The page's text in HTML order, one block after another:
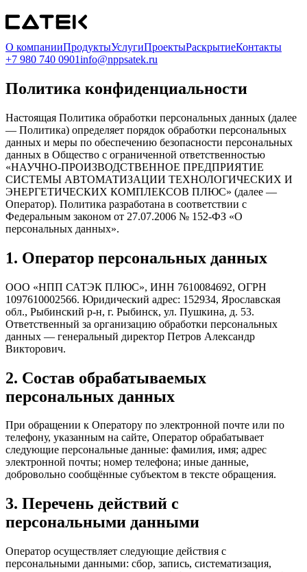
О компанииПродуктыУслугиПроектыРаскрытиеКонтакты
+7 980 740 0901info@nppsatek.ru
Политика конфиденциальности
Настоящая Политика обработки персональных данных (далее
— Политика) определяет порядок обработки персональных
данных и меры по обеспечению безопасности персональных
данных в Общество с ограниченной ответственностью
«НАУЧНО-ПРОИЗВОДСТВЕННОЕ ПРЕДПРИЯТИЕ
СИСТЕМЫ АВТОМАТИЗАЦИИ ТЕХНОЛОГИЧЕСКИХ И
ЭНЕРГЕТИЧЕСКИХ КОМПЛЕКСОВ ПЛЮС» (далее —
Оператор). Политика разработана в соответствии с
Федеральным законом от 27.07.2006 № 152-ФЗ «О
персональных данных».
1. Оператор персональных данных
ООО «НПП САТЭК ПЛЮС», ИНН 7610084692, ОГРН
1097610002566. Юридический адрес: 152934, Ярославская
обл., Рыбинский р-н, г. Рыбинск, ул. Пушкина, д. 53.
Ответственный за организацию обработки персональных
данных — генеральный директор Петров Александр
Викторович.
2. Состав обрабатываемых
персональных данных
При обращении к Оператору по электронной почте или по
телефону, указанным на сайте, Оператор обрабатывает
следующие персональные данные: фамилия, имя; адрес
электронной почты; номер телефона; иные данные,
добровольно сообщённые субъектом в тексте обращения.
3. Перечень действий с
персональными данными
Оператор осуществляет следующие действия с
персональными данными: сбор, запись, систематизация,